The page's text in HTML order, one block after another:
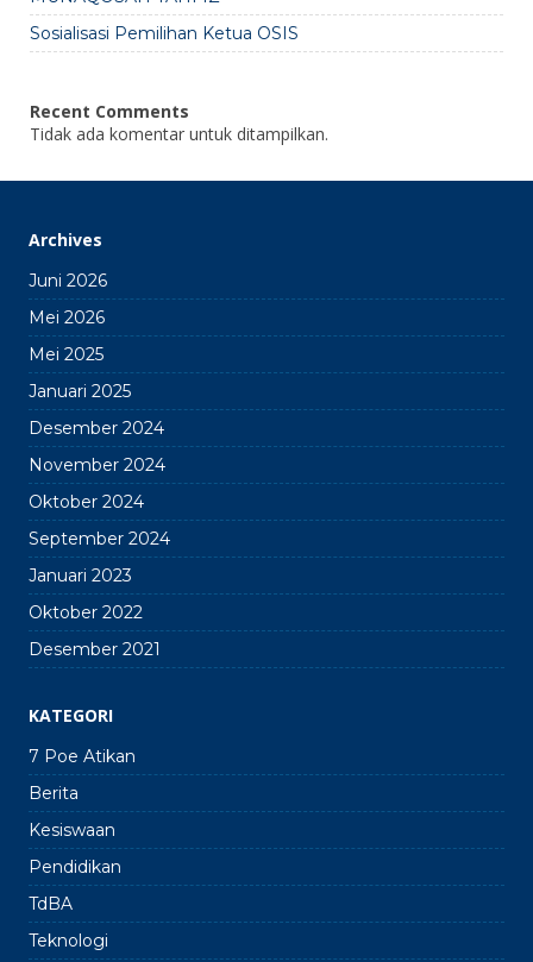
Sosialisasi Pemilihan Ketua OSIS
Recent Comments
Tidak ada komentar untuk ditampilkan.
Archives
Juni 2026
Mei 2026
Mei 2025
Januari 2025
Desember 2024
November 2024
Oktober 2024
September 2024
Januari 2023
Oktober 2022
Desember 2021
KATEGORI
7 Poe Atikan
Berita
Kesiswaan
Pendidikan
TdBA
Teknologi